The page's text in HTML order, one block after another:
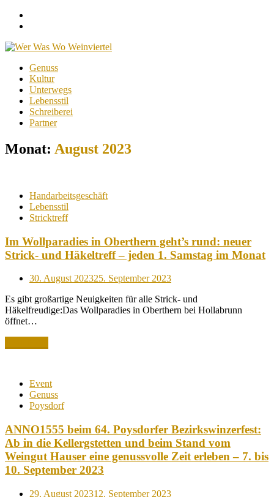
Skip
content
Genuss
Kultur
Unterwegs
Lebensstil
Schreiberei
Partner
Monat: August 2023
Handarbeitsgeschäft
Lebensstil
Stricktreff
Im Wollparadies in Oberthern geht’s rund: neuer
Strick- und Häkeltreff – jeden 1. Samstag im Monat
Posted
30. August 202325. September 2023
Es gibt großartige Neuigkeiten für alle Strick- und
Häkelfreudige:Das Wollparadies in Oberthern bei Hollabrunn
öffnet…
Event
Genuss
Poysdorf
ANNO1555 beim 64. Poysdorfer Bezirkswinzerfest:
Ab in die Kellergstetten und beim Stand vom
Weingut Hauser eine genussvolle Zeit erleben – 7. bis
10. September 2023
Posted
29. August 202312. September 2023